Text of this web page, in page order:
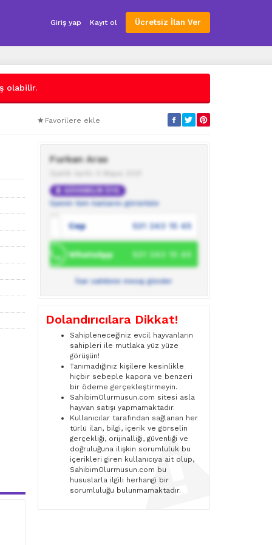
Giriş yap Kayıt ol Ücretsiz İlan Ver
olabilir.
Favorilere ekle
Furkan Aras
GÜVENİLİR ÜYE
Üyenin tüm ilanlarını görüntüle
Cep 531 243 15 45
WhatsApp 531 243 15 45
İlan sahibine mesaj gönder
Dolandırıcılara Dikkat!
Sahipleneceğiniz evcil hayvanların
sahipleri ile mutlaka yüz yüze
görüşün!
Tanımadığınız kişilere kesinlikle
hiçbir sebeple kapora ve benzeri
bir ödeme gerçekleştirmeyin.
SahibimOlurmusun.com sitesi asla
hayvan satışı yapmamaktadır.
Kullanıcılar tarafından sağlanan her
türlü ilan, bilgi, içerik ve görselin
gerçekliği, orijinalliği, güvenliği ve
doğruluğuna ilişkin sorumluluk bu
içerikleri giren kullanıcıya ait olup,
SahibimOlurmusun.com bu
hususlarla ilgili herhangi bir
sorumluluğu bulunmamaktadır.